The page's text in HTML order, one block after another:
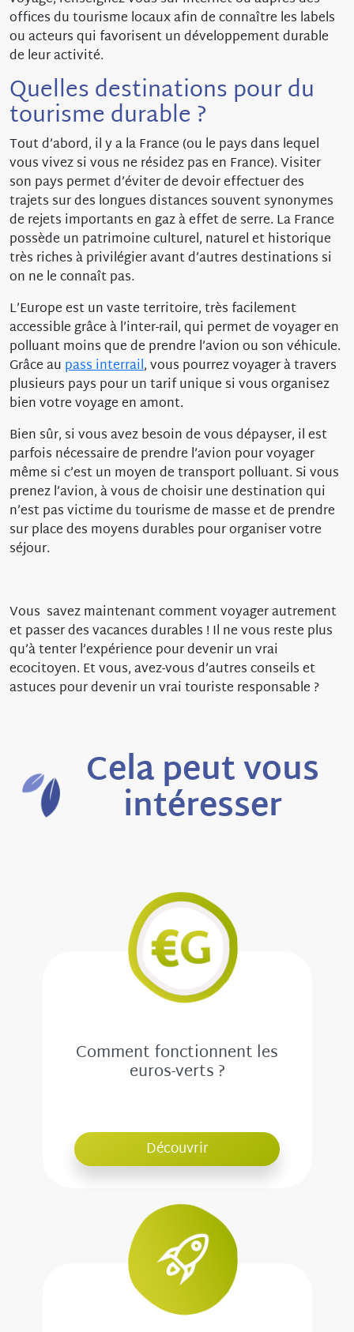
offices du tourisme locaux afin de connaître les labels
ou acteurs qui favorisent un développement durable
de leur activité.
Quelles destinations pour du
tourisme durable ?
Tout d’abord, il y a la France (ou le pays dans lequel
vous vivez si vous ne résidez pas en France). Visiter
son pays permet d’éviter de devoir effectuer des
trajets sur des longues distances souvent synonymes
de rejets importants en gaz à effet de serre. La France
possède un patrimoine culturel, naturel et historique
très riches à privilégier avant d’autres destinations si
on ne le connaît pas.
L’Europe est un vaste territoire, très facilement
accessible grâce à l’inter-rail, qui permet de voyager en
polluant moins que de prendre l’avion ou son véhicule.
Grâce au pass interrail, vous pourrez voyager à travers
plusieurs pays pour un tarif unique si vous organisez
bien votre voyage en amont.
Bien sûr, si vous avez besoin de vous dépayser, il est
parfois nécessaire de prendre l’avion pour voyager
même si c’est un moyen de transport polluant. Si vous
prenez l’avion, à vous de choisir une destination qui
n’est pas victime du tourisme de masse et de prendre
sur place des moyens durables pour organiser votre
séjour.
Vous savez maintenant comment voyager autrement
et passer des vacances durables ! Il ne vous reste plus
qu’à tenter l’expérience pour devenir un vrai
ecocitoyen. Et vous, avez-vous d’autres conseils et
astuces pour devenir un vrai touriste responsable ?
Cela peut vous
intéresser
Comment fonctionnent les
euros-verts ?
Découvrir